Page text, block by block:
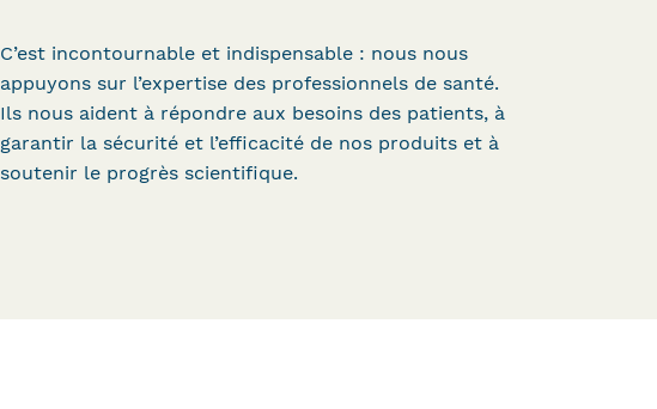
C’est incontournable et indispensable : nous nous
appuyons sur l’expertise des professionnels de santé.
Ils nous aident à répondre aux besoins des patients, à
garantir la sécurité et l’efficacité de nos produits et à
soutenir le progrès scientifique.